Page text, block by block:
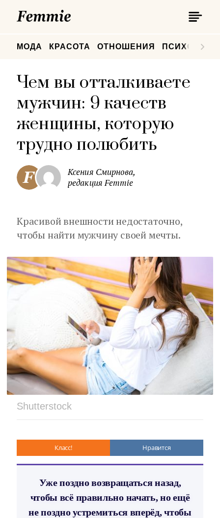
МОДА КРАСОТА ОТНОШЕНИЯ
Чем вы отталкиваете
мужчин: 9 качеств
женщины, которую
трудно полюбить
Ксения Смирнова,
редакция Femmie
Красивой внешности недостаточно,
чтобы найти мужчину своей мечты.
Shutterstock
Класс! Нравится
Уже поздно возвращаться назад,
чтобы всё правильно начать, но ещё
не поздно устремиться вперёд, чтобы